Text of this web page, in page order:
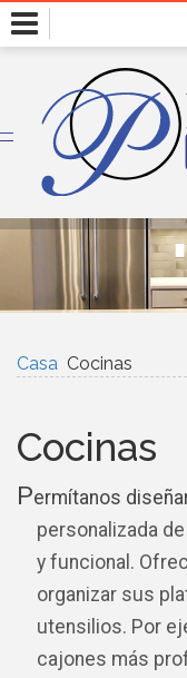
Toggle
navigation
Casa Cocinas
Cocinas
Permítanos
personalizada
y funcional.
organizar sus
utensilios. Por
cajones más